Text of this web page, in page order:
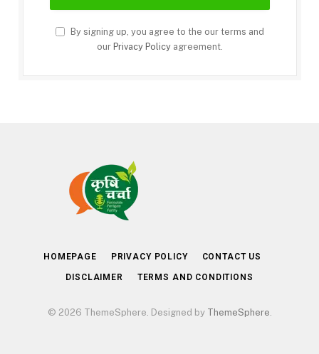
By signing up, you agree to the our terms and
our Privacy Policy agreement.
HOMEPAGE PRIVACY POLICY CONTACT US
DISCLAIMER TERMS AND CONDITIONS
© 2026 ThemeSphere. Designed by ThemeSphere